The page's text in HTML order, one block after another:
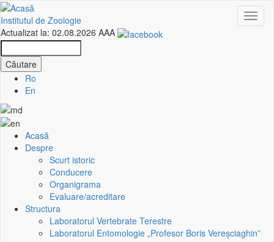
Mergi
la
conţinutul
principal
Institutul de Zoologie
Actualizat la: 02.08.2026 AAA
Căutare
Ro
En
Harta
Acasă
Despre
Scurt istoric
Conducere
Organigrama
Evaluare/acreditare
Structura
Laboratorul Vertebrate Terestre
Laboratorul Entomologie „Profesor Boris Vereşciaghin”